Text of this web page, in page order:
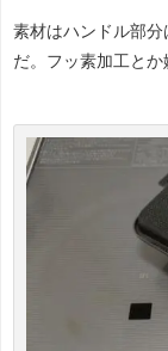
素材はハンドル部分
だ。フッ素加工とか